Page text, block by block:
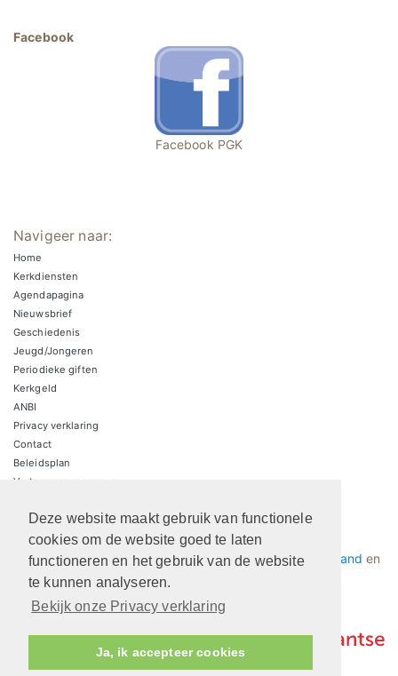
Deze website maakt gebruik van functionele
cookies om de website goed te laten
functioneren en het gebruik van de website
te kunnen analyseren.
Bekijk onze Privacy verklaring
Ja, ik accepteer cookies
Facebook
Facebook PGK
Navigeer naar:
Home
Kerkdiensten
Agendapagina
Nieuwsbrief
Geschiedenis
Jeugd/Jongeren
Periodieke giften
Kerkgeld
ANBI
Privacy verklaring
Contact
Beleidsplan
Vertrouwenspersoon
Protestantsekerk.net is een samenwerking tussen de
dienstenorganisatie van deProtestantse Kerk in Nederland en
Human Content Mediaproducties B.V.